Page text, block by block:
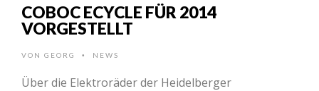
COBOC ECYCLE FÜR 2014
VORGESTELLT
VON GEORG • NEWS
Über die Elektroräder der Heidelberger